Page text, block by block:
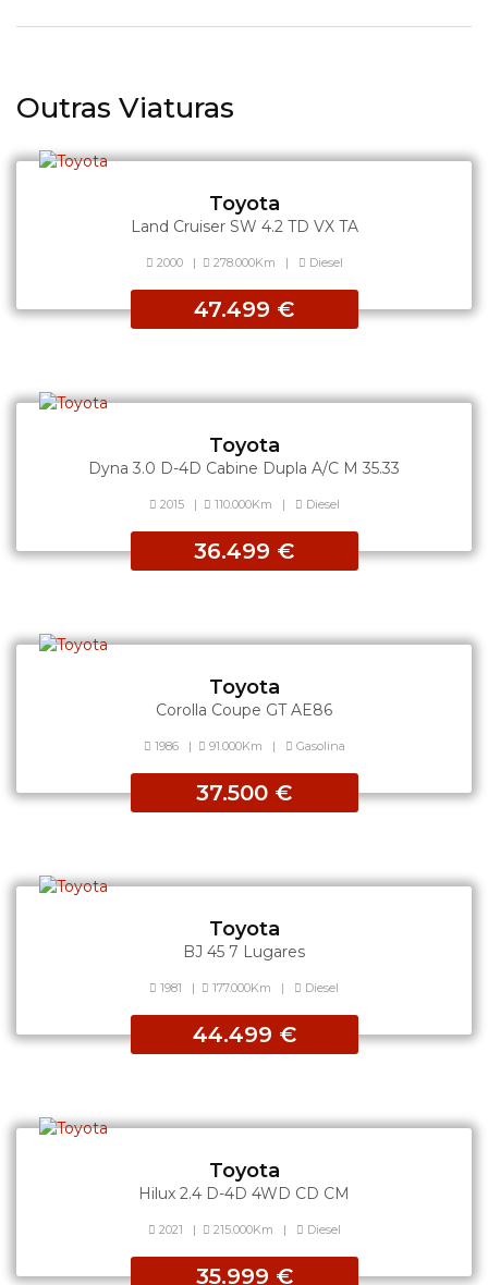
Outras Viaturas
Toyota
Land Cruiser SW 4.2 TD VX TA
2000 | 278.000Km | Diesel
47.499 €
Toyota
Dyna 3.0 D-4D Cabine Dupla A/C M 35.33
2015 | 110.000Km | Diesel
36.499 €
Toyota
Corolla Coupe GT AE86
1986 | 91.000Km | Gasolina
37.500 €
Toyota
BJ 45 7 Lugares
1981 | 177.000Km | Diesel
44.499 €
Toyota
Hilux 2.4 D-4D 4WD CD CM
2021 | 215.000Km | Diesel
35.999 €